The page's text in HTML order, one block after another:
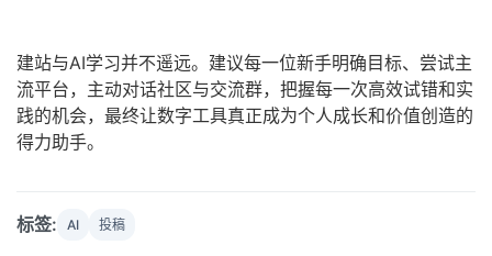
建站与AI学习并不遥远。建议每一位新手明确目标、尝试主
流平台，主动对话社区与交流群，把握每一次高效试错和实
践的机会，最终让数字工具真正成为个人成长和价值创造的
得力助手。
标签: AI 投稿